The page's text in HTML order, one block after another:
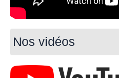
Nos vidéos